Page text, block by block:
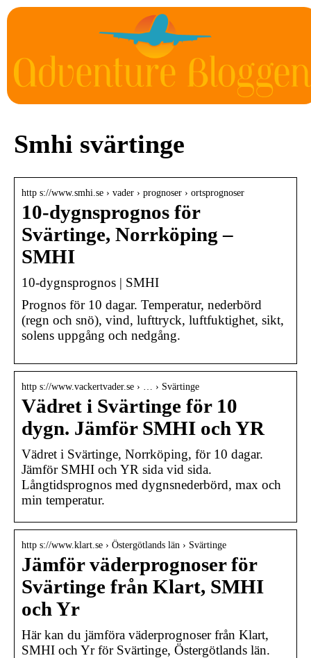
Smhi svärtinge
http s://www.smhi.se › vader › prognoser › ortsprognoser
10-dygnsprognos för
Svärtinge, Norrköping –
SMHI
10-dygnsprognos | SMHI
Prognos för 10 dagar. Temperatur, nederbörd
(regn och snö), vind, lufttryck, luftfuktighet, sikt,
solens uppgång och nedgång.
http s://www.vackertvader.se › … › Svärtinge
Vädret i Svärtinge för 10
dygn. Jämför SMHI och YR
Vädret i Svärtinge, Norrköping, för 10 dagar.
Jämför SMHI och YR sida vid sida.
Långtidsprognos med dygnsnederbörd, max och
min temperatur.
http s://www.klart.se › Östergötlands län › Svärtinge
Jämför väderprognoser för
Svärtinge från Klart, SMHI
och Yr
Här kan du jämföra väderprognoser från Klart,
SMHI och Yr för Svärtinge, Östergötlands län.